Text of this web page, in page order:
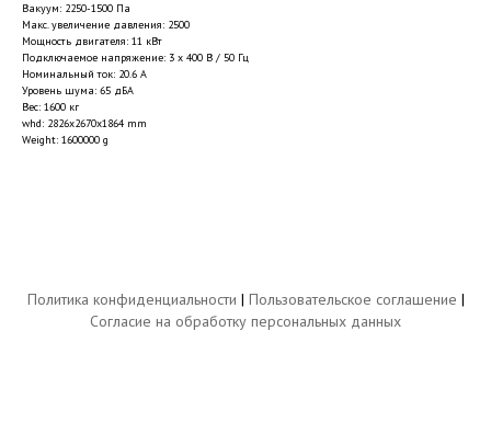
Вакуум: 2250-1500 Па
Макс. увеличение давления: 2500
Мощность двигателя: 11 кВт
Подключаемое напряжение: 3 x 400 В / 50 Гц
Номинальный ток: 20.6 А
Уровень шума: 65 дБА
Вес: 1600 кг
whd: 2826x2670x1864 mm
Weight: 1600000 g
Политика конфиденциальности | Пользовательское соглашение |
Согласие на обработку персональных данных